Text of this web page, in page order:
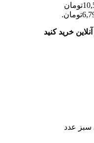
قیمت اصلی: 10,580,000تومان
خرید کنید